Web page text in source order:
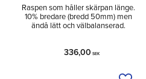
Raspen som håller skärpan länge.
10% bredare (bredd 50mm) men
ändå lätt och välbalanserad.
336,00 SEK